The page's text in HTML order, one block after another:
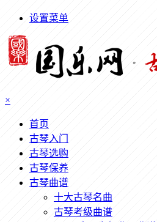
设置菜单
×
首页
古琴入门
古琴选购
古琴保养
古琴曲谱
十大古琴名曲
古琴考级曲谱